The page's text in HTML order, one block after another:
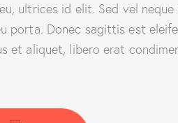
ultrices id elit. Sed vel
porta. Donec sagittis est
et aliquet, libero erat